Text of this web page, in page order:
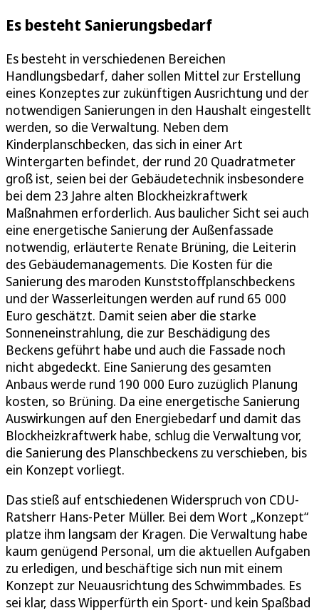
Es besteht Sanierungsbedarf
Es besteht in verschiedenen Bereichen
Handlungsbedarf, daher sollen Mittel zur Erstellung
eines Konzeptes zur zukünftigen Ausrichtung und der
notwendigen Sanierungen in den Haushalt eingestellt
werden, so die Verwaltung. Neben dem
Kinderplanschbecken, das sich in einer Art
Wintergarten befindet, der rund 20 Quadratmeter
groß ist, seien bei der Gebäudetechnik insbesondere
bei dem 23 Jahre alten Blockheizkraftwerk
Maßnahmen erforderlich. Aus baulicher Sicht sei auch
eine energetische Sanierung der Außenfassade
notwendig, erläuterte Renate Brüning, die Leiterin
des Gebäudemanagements. Die Kosten für die
Sanierung des maroden Kunststoffplanschbeckens
und der Wasserleitungen werden auf rund 65 000
Euro geschätzt. Damit seien aber die starke
Sonneneinstrahlung, die zur Beschädigung des
Beckens geführt habe und auch die Fassade noch
nicht abgedeckt. Eine Sanierung des gesamten
Anbaus werde rund 190 000 Euro zuzüglich Planung
kosten, so Brüning. Da eine energetische Sanierung
Auswirkungen auf den Energiebedarf und damit das
Blockheizkraftwerk habe, schlug die Verwaltung vor,
die Sanierung des Planschbeckens zu verschieben, bis
ein Konzept vorliegt.
Das stieß auf entschiedenen Widerspruch von CDU-
Ratsherr Hans-Peter Müller. Bei dem Wort „Konzept“
platze ihm langsam der Kragen. Die Verwaltung habe
kaum genügend Personal, um die aktuellen Aufgaben
zu erledigen, und beschäftige sich nun mit einem
Konzept zur Neuausrichtung des Schwimmbades. Es
sei klar, dass Wipperfürth ein Sport- und kein Spaßbad